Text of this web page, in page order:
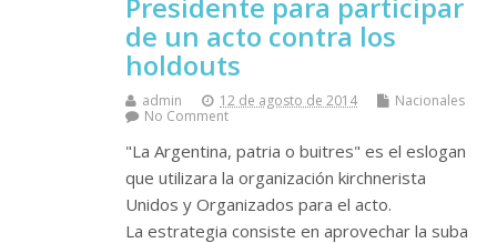
de un acto contra los
holdouts
admin 12 de agosto de 2014
Nacionales
No Comment
"La Argentina, patria o buitres" es el eslogan
que utilizara la organización kirchnerista
Unidos y Organizados para el acto.
La estrategia consiste en aprovechar la suba